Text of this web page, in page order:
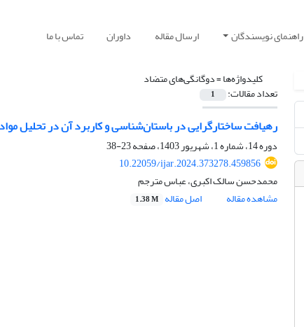
راهنمای نویسندگان ارسال مقاله داوران تماس با ما
کلیدواژه‌ها =دوگانگی‌های متضاد
تعداد مقالات: 1
رهیافت ساختارگرایی در باستان‌شناسی و کاربرد آن در تحلیل
دوره 14، شماره 1، شهریور 1403، صفحه
23-38
10.22059/ijar.2024.373278.459856
محمدحسن سالک اکبری، عباس مترجم
مشاهده مقاله
اصل مقاله 1.38 M